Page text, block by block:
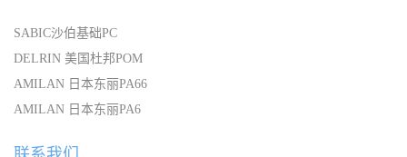
SABIC沙伯基础PC
DELRIN 美国杜邦POM
AMILAN 日本东丽PA66
AMILAN 日本东丽PA6